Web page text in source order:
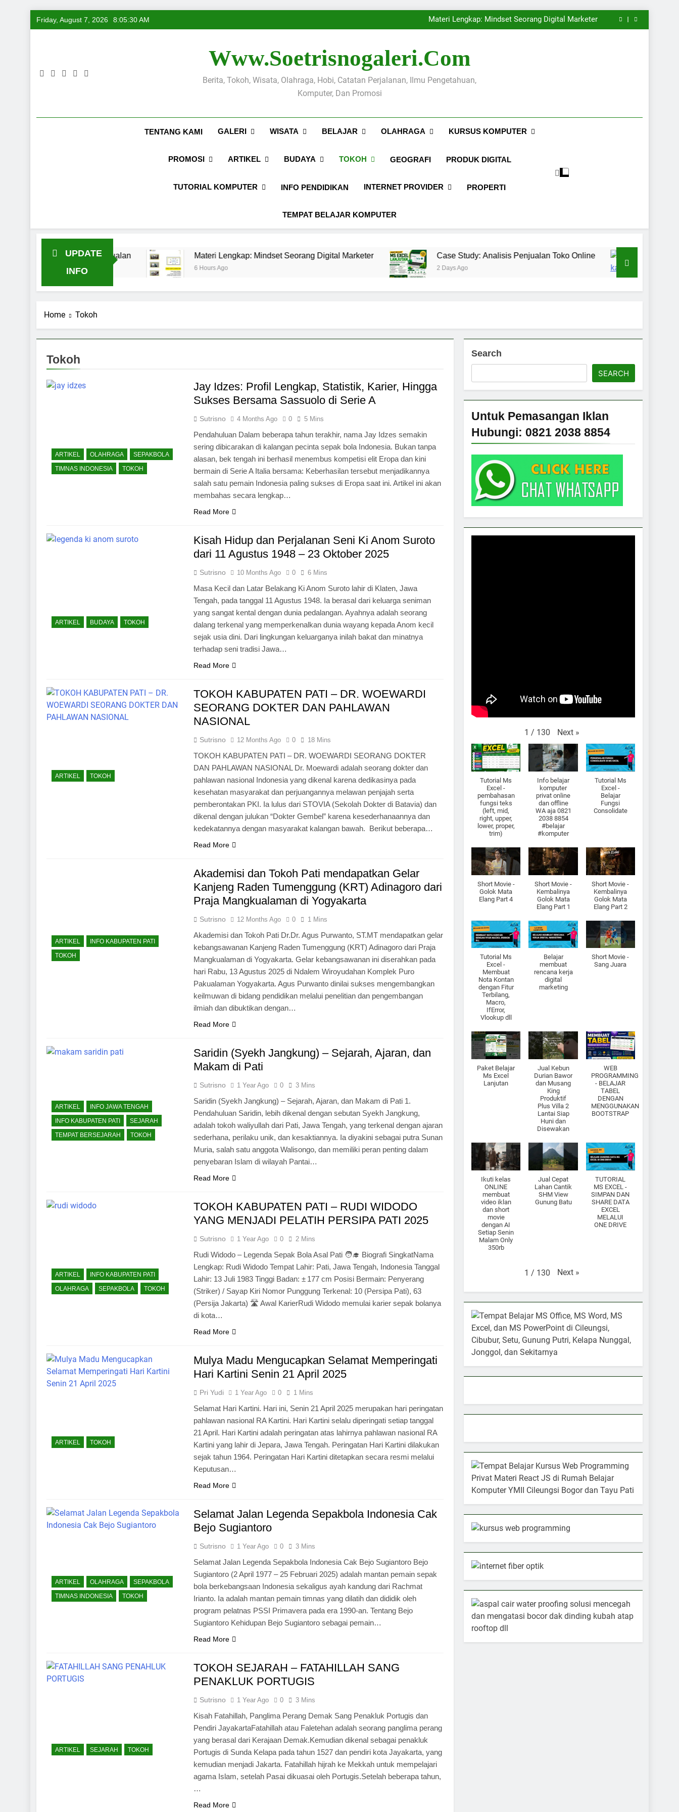
Skip
to
Friday, August 7, 2026 8:05:31 AM
Tips Membuat Copywriting yang Menarik dan Menghasilkan Penjualan
Materi Lengkap: Mindset Seorang Digital Marketer
Case Study: Analisis Penjualan Toko Online
Materi Lengkap: Mindset Seorang Digital Marketer
Case Study: Analisis Penjualan Toko Online
Www.soetrisnogaleri.com
Berita, Tokoh, Wisata, Olahraga, Hobi, Catatan Perjalanan, Ilmu Pengetahuan,
Komputer, Dan Promosi
TENTANG KAMI GALERI WISATA BELAJAR OLAHRAGA KURSUS KOMPUTER
PROMOSI ARTIKEL BUDAYA TOKOH GEOGRAFI PRODUK DIGITAL
TUTORIAL KOMPUTER INFO PENDIDIKAN INTERNET PROVIDER PROPERTI
TEMPAT BELAJAR KOMPUTER
UPDATE
INFO
Penjualan Materi Lengkap: Mindset Seorang Digital Marketer
6 Hours Ago
Case Study: Analisis Penjualan Toko Online
2 Days Ago
Sejarah
2 Days Ago
Home Tokoh
Tokoh
ARTIKEL OLAHRAGA
SEPAKBOLA
TIMNAS INDONESIA
TOKOH
Jay Idzes: Profil Lengkap, Statistik, Karier, Hingga
Sukses Bersama Sassuolo di Serie A
Sutrisno 4 Months Ago 0 5 Mins
Pendahuluan Dalam beberapa tahun terakhir, nama Jay Idzes semakin
sering dibicarakan di kalangan pecinta sepak bola Indonesia. Bukan tanpa
alasan, bek tengah ini berhasil menembus kompetisi elit Eropa dan kini
bermain di Serie A Italia bersama: Keberhasilan tersebut menjadikannya
salah satu pemain Indonesia paling sukses di Eropa saat ini. Artikel ini akan
membahas secara lengkap…
Read More
ARTIKEL BUDAYA TOKOH
Kisah Hidup dan Perjalanan Seni Ki Anom Suroto
dari 11 Agustus 1948 – 23 Oktober 2025
Sutrisno 10 Months Ago 0 6 Mins
Masa Kecil dan Latar Belakang Ki Anom Suroto lahir di Klaten, Jawa
Tengah, pada tanggal 11 Agustus 1948. Ia berasal dari keluarga seniman
yang sangat kental dengan dunia pedalangan. Ayahnya adalah seorang
dalang terkenal yang memperkenalkan dunia wayang kepada Anom kecil
sejak usia dini. Dari lingkungan keluarganya inilah bakat dan minatnya
terhadap seni tradisi Jawa…
Read More
ARTIKEL TOKOH
TOKOH KABUPATEN PATI – DR. WOEWARDI
SEORANG DOKTER DAN PAHLAWAN
NASIONAL
Sutrisno 12 Months Ago 0 18 Mins
TOKOH KABUPATEN PATI – DR. WOEWARDI SEORANG DOKTER
DAN PAHLAWAN NASIONAL Dr. Moewardi adalah seorang dokter dan
pahlawan nasional Indonesia yang dikenal karena dedikasinya pada
kesehatan masyarakat dan perjuangannya melawan penjajah serta
pemberontakan PKI. Ia lulus dari STOVIA (Sekolah Dokter di Batavia) dan
dikenal dengan julukan “Dokter Gembel” karena kesederhanaannya dan
kedekatannya dengan masyarakat kalangan bawah. Berikut beberapa…
Read More
ARTIKEL
INFO KABUPATEN PATI
TOKOH
Akademisi dan Tokoh Pati mendapatkan Gelar
Kanjeng Raden Tumenggung (KRT) Adinagoro dari
Praja Mangkualaman di Yogyakarta
Sutrisno 12 Months Ago 0 1 Mins
Akademisi dan Tokoh Pati Dr.Dr. Agus Purwanto, ST.MT mendapatkan gelar
kebangsawanan Kanjeng Raden Tumenggung (KRT) Adinagoro dari Praja
Mangkualaman di Yogyakarta. Gelar kebangsawanan ini diserahkan pada
hari Rabu, 13 Agustus 2025 di Ndalem Wiroyudahan Komplek Puro
Pakualaman Yogyakarta. Agus Purwanto dinilai sukses mengembangkan
keilmuwan di bidang pendidikan melalui penelitian dan pengembangan
ilmiah dan dibuktikan dengan…
Read More
ARTIKEL
INFO JAWA TENGAH
INFO KABUPATEN PATI
SEJARAH
TEMPAT BERSEJARAH
TOKOH
Saridin (Syekh Jangkung) – Sejarah, Ajaran, dan
Makam di Pati
Sutrisno 1 Year Ago 0 3 Mins
Saridin (Syekh Jangkung) – Sejarah, Ajaran, dan Makam di Pati 1.
Pendahuluan Saridin, lebih dikenal dengan sebutan Syekh Jangkung,
adalah tokoh waliyullah dari Pati, Jawa Tengah, yang terkenal dengan ajaran
sederhana, perilaku unik, dan kesaktiannya. Ia diyakini sebagai putra Sunan
Muria, salah satu anggota Walisongo, dan memiliki peran penting dalam
penyebaran Islam di wilayah Pantai…
Read More
ARTIKEL
INFO KABUPATEN PATI
OLAHRAGA
SEPAKBOLA TOKOH
TOKOH KABUPATEN PATI – RUDI WIDODO
YANG MENJADI PELATIH PERSIPA PATI 2025
Sutrisno 1 Year Ago 0 2 Mins
Rudi Widodo – Legenda Sepak Bola Asal Pati 🧑‍🎓 Biografi SingkatNama
Lengkap: Rudi Widodo Tempat Lahir: Pati, Jawa Tengah, Indonesia Tanggal
Lahir: 13 Juli 1983 Tinggi Badan: ± 177 cm Posisi Bermain: Penyerang
(Striker) / Sayap Kiri Nomor Punggung Terkenal: 10 (Persipa Pati), 63
(Persija Jakarta) 🛣️ Awal KarierRudi Widodo memulai karier sepak bolanya
di kota…
Read More
ARTIKEL TOKOH
Mulya Madu Mengucapkan Selamat Memperingati
Hari Kartini Senin 21 April 2025
Pri Yudi 1 Year Ago 0 1 Mins
Selamat Hari Kartini. Hari ini, Senin 21 April 2025 merupakan hari peringatan
pahlawan nasional RA Kartini. Hari Kartini selalu diperingati setiap tanggal
21 April. Hari Kartini adalah peringatan atas lahirnya pahlawan nasional RA
Kartini yang lahir di Jepara, Jawa Tengah. Peringatan Hari Kartini dilakukan
sejak tahun 1964. Peringatan Hari Kartini ditetapkan secara resmi melalui
Keputusan…
Read More
ARTIKEL OLAHRAGA
SEPAKBOLA
TIMNAS INDONESIA
TOKOH
Selamat Jalan Legenda Sepakbola Indonesia Cak
Bejo Sugiantoro
Sutrisno 1 Year Ago 0 3 Mins
Selamat Jalan Legenda Sepakbola Indonesia Cak Bejo Sugiantoro Bejo
Sugiantoro (2 April 1977 – 25 Februari 2025) adalah mantan pemain sepak
bola berkebangsaan Indonesia sekaligus ayah kandung dari Rachmat
Irianto. Ia adalah mantan pemain timnas yang dilatih dan dididik oleh
program pelatnas PSSI Primavera pada era 1990-an. Tentang Bejo
Sugiantoro Kehidupan Bejo Sugiantoro sebagai pemain…
Read More
ARTIKEL SEJARAH TOKOH
TOKOH SEJARAH – FATAHILLAH SANG
PENAKLUK PORTUGIS
Sutrisno 1 Year Ago 0 3 Mins
Kisah Fatahillah, Panglima Perang Demak Sang Penakluk Portugis dan
Pendiri JayakartaFatahillah atau Faletehan adalah seorang panglima perang
yang berasal dari Kerajaan Demak.Kemudian dikenal sebagai penakluk
Portugis di Sunda Kelapa pada tahun 1527 dan pendiri kota Jayakarta, yang
kemudian menjadi Jakarta. Fatahillah hijrah ke Mekkah untuk mempelajari
agama Islam, setelah Pasai dikuasai oleh Portugis.Setelah beberapa tahun,
…
Read More
Search
SEARCH
Untuk Pemasangan Iklan
Hubungi: 0821 2038 8854
1 / 130 Next »
Tutorial Ms
Excel -
pembahasan
fungsi teks
(left, mid,
right, upper,
lower, proper,
trim)
Info belajar
komputer
privat online
dan offline
WA aja 0821
2038 8854
#belajar
#komputer
Tutorial Ms
Excel -
Belajar
Fungsi
Consolidate
Short Movie -
Golok Mata
Elang Part 4
Short Movie -
Kembalinya
Golok Mata
Elang Part 1
Short Movie -
Kembalinya
Golok Mata
Elang Part 2
Tutorial Ms
Excel -
Membuat
Nota Kontan
dengan Fitur
Terbilang,
Macro,
IfError,
Vlookup dll
Belajar
membuat
rencana kerja
digital
marketing
Short Movie -
Sang Juara
Paket Belajar
Ms Excel
Lanjutan
Jual Kebun
Durian Bawor
dan Musang
King
Produktif
Plus Villa 2
Lantai Siap
Huni dan
Disewakan
WEB
PROGRAMMING
- BELAJAR
TABEL
DENGAN
MENGGUNAKAN
BOOTSTRAP
Ikuti kelas
ONLINE
membuat
video iklan
dan short
movie
dengan AI
Setiap Senin
Malam Only
350rb
Jual Cepat
Lahan Cantik
SHM View
Gunung Batu
TUTORIAL
MS EXCEL -
SIMPAN DAN
SHARE DATA
EXCEL
MELALUI
ONE DRIVE
1 / 130 Next »